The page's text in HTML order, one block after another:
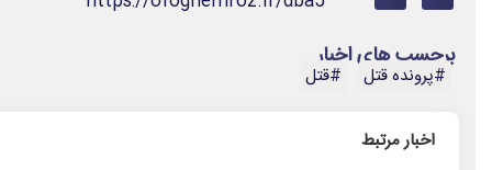
برچسب های اخبار
#پرونده قتل #قتل
اخبار مرتبط